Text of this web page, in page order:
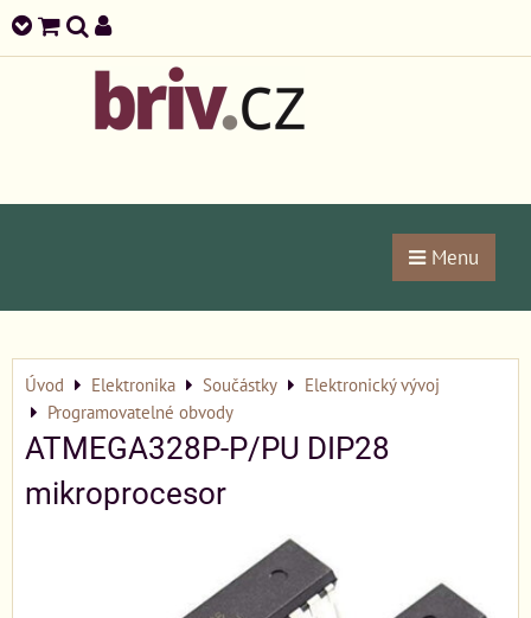
Menu
Úvod Elektronika Součástky
Elektronický vývoj
Programovatelné obvody
ATMEGA328P-P/PU DIP28
mikroprocesor